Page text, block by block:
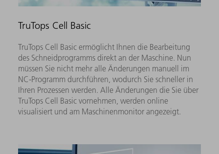
TruTops Cell Basic
TruTops Cell Basic ermöglicht Ihnen die Bearbeitung
des Schneidprogramms direkt an der Maschine. Nun
müssen Sie nicht mehr alle Änderungen manuell im
NC-Programm durchführen, wodurch Sie schneller in
Ihren Prozessen werden. Alle Änderungen die Sie über
TruTops Cell Basic vornehmen, werden online
visualisiert und am Maschinenmonitor angezeigt.